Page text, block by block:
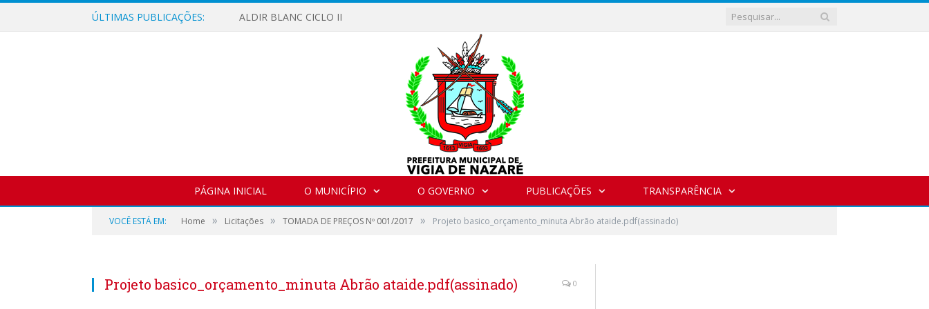
ÚLTIMAS PUBLICAÇÕES: ALDIR BLANC CICLO II
PÁGINA INICIAL O MUNICÍPIO O GOVERNO PUBLICAÇÕES TRANSPARÊNCIA
VOCÊ ESTÁ EM: Home » Licitações » TOMADA DE PREÇOS Nº 001/2017 » Projeto basico_orçamento_minuta Abrão ataide.pdf(assinado)
Projeto basico_orçamento_minuta Abrão ataide.pdf(assinado) 0